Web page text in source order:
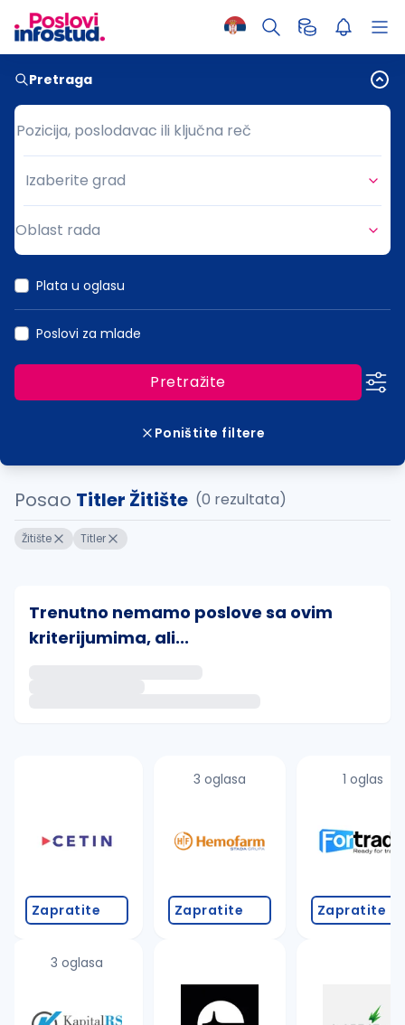
Pretraga
Pozicija, poslodavac ili ključna reč
Pozicija, poslodavac ili ključna reč
Grad
Izaberite grad
Oblast rada
Plata u oglasu
Poslovi za mlade
Pretražite
Poništite filtere
Posao Titler Žitište (0 rezultata)
Žitište Titler
Trenutno nemamo poslove sa ovim
kriterijumima, ali...
proverite pravopisne greške (koristite č, ć, š, đ,
promenite odabrane filtere pretrage
Zapratite
3 oglasa
3 oglasa
Zapratite
1 oglas
Zapratite